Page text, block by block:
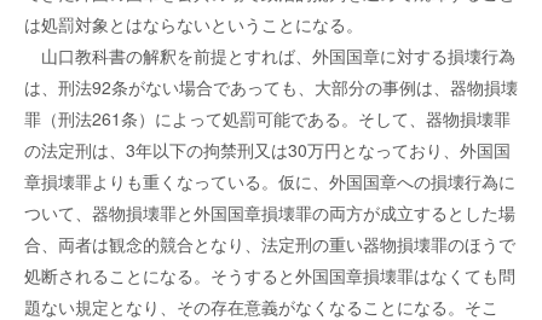
は処罰対象とはならないということになる。
山口教科書の解釈を前提とすれば、外国国章に対する損壊行為
は、刑法92条がない場合であっても、大部分の事例は、器物損壊
罪（刑法261条）によって処罰可能である。そして、器物損壊罪
の法定刑は、3年以下の拘禁刑又は30万円となっており、外国国
章損壊罪よりも重くなっている。仮に、外国国章への損壊行為に
ついて、器物損壊罪と外国国章損壊罪の両方が成立するとした場
合、両者は観念的競合となり、法定刑の重い器物損壊罪のほうで
処断されることになる。そうすると外国国章損壊罪はなくても問
題ない規定となり、その存在意義がなくなることになる。そこ